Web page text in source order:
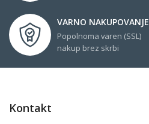
VARNO NAKUPOVANJE
Popolnoma varen (SSL)
nakup brez skrbi
Kontakt